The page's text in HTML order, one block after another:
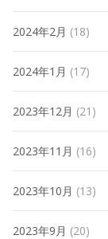
2024年2月 (18)
2024年1月 (17)
2023年12月 (21)
2023年11月 (16)
2023年10月 (13)
2023年9月 (20)